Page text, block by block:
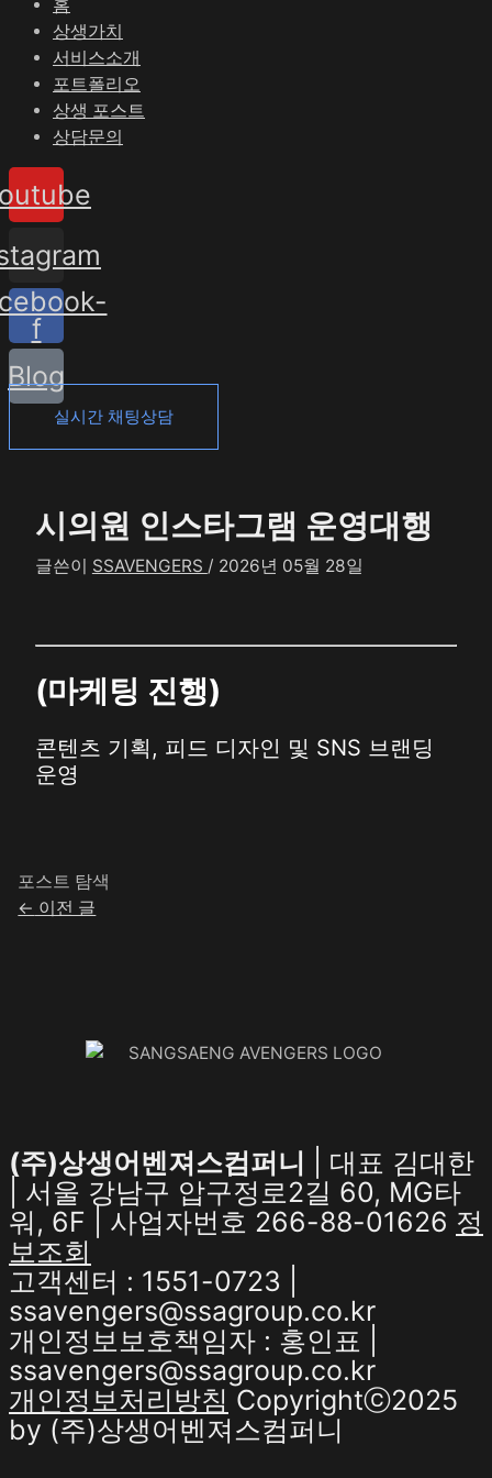
홈
상생가치
서비스소개
포트폴리오
상생 포스트
상담문의
f
Blog
실시간 채팅상담
시의원 인스타그램 운영대행
글쓴이 SSAVENGERS / 2026년 05월 28일
(마케팅 진행)
콘텐츠 기획, 피드 디자인 및 SNS 브랜딩
운영
포스트 탐색
← 이전 글
(주)상생어벤져스컴퍼니 | 대표 김대한
| 서울 강남구 압구정로2길 60, MG타
워, 6F | 사업자번호 266-88-01626 정
보조회
고객센터 : 1551-0723 |
ssavengers@ssagroup.co.kr
개인정보보호책임자 : 홍인표 |
ssavengers@ssagroup.co.kr
개인정보처리방침 Copyrightⓒ2025
by (주)상생어벤져스컴퍼니